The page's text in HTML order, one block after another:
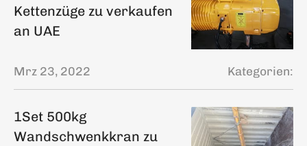
Kettenzüge zu verkaufen
an UAE
Mrz 23, 2022 Kategorien:
1Set 500kg
Wandschwenkkran zu